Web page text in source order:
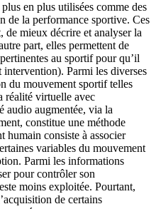
en plus utilisées comme des
de la performance sportive. Ces
de mieux décrire et analyser la
part, elles permettent de
au sportif pour qu’il
Parmi les diverses
du mouvement sportif telles
réalité virtuelle avec
audio augmentée, via la
constitue une méthode
humain consiste à associer
variables du mouvement
Parmi les informations
pour contrôler son
moins exploitée. Pourtant,
de certains